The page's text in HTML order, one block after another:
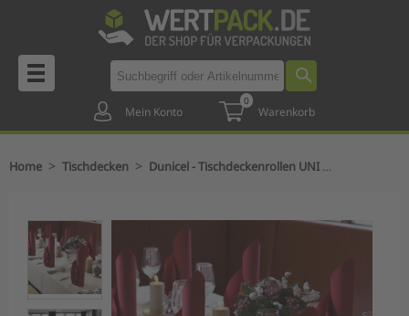
Mein Konto
0
Warenkorb
Home > Tischdecken > Dunicel - Tischdeckenrollen UNI - 40 lfm